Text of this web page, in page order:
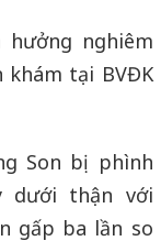
hưởng nghiêm
khám tại BVĐK
Son bị phình
dưới thận với
gấp ba lần so